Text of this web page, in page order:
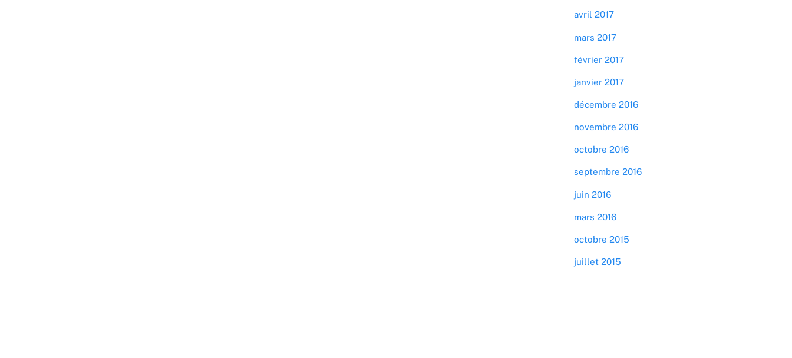
avril 2017
mars 2017
février 2017
janvier 2017
décembre 2016
novembre 2016
octobre 2016
septembre 2016
juin 2016
mars 2016
octobre 2015
juillet 2015